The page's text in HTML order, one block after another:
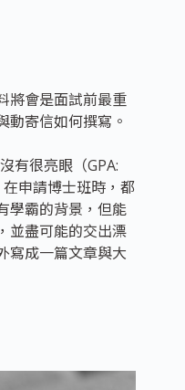
將會是面試前最重
動寄信如何撰寫。
有很亮眼（GPA:
申請博士班時，都
學霸的背景，但能
並盡可能的交出漂
寫成一篇文章與大